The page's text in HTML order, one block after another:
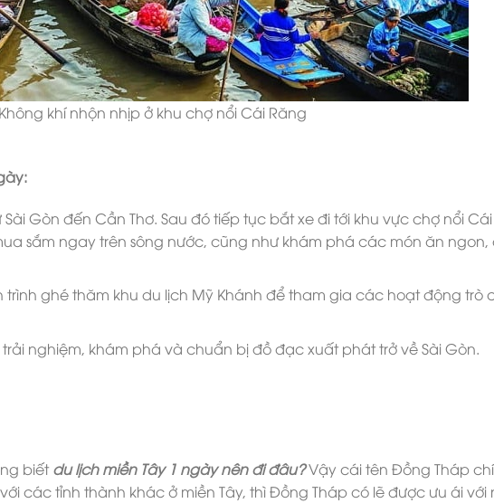
Không khí nhộn nhịp ở khu chợ nổi Cái Răng
Gòn đến Cần Thơ. Sau đó tiếp tục bắt xe đi tới khu vực chợ nổi
sắm ngay trên sông nước, cũng như khám phá các món ăn
trình ghé thăm khu du lịch Mỹ Khánh để tham gia các hoạt động trò
trải nghiệm, khám phá và chuẩn bị đồ đạc xuất phát trở về Sài Gòn.
biếtdu lịch miền Tây 1 ngày nên đi đâu?Vậy cái tên Đồng Tháp
các tỉnh thành khác ở miền Tây, thì Đồng Tháp có lẽ được ưu ái với